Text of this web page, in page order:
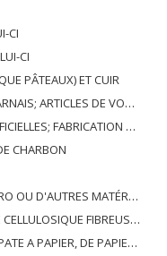
CI
CI
PÂTEAUX) ET CUIR
ARTICLES DE GUT ANIMAL (AUTRE QUE GUT DE SOIE-VERT)
FABRICATION DE CELLES-CI
CHARBON
COULÉE; BASKETWARE ET WICKERWORK
CARTON RÉCUPÉRÉ (DÉCHETS ET DÉCHETS)
DE PAPIER OU DE CARTON